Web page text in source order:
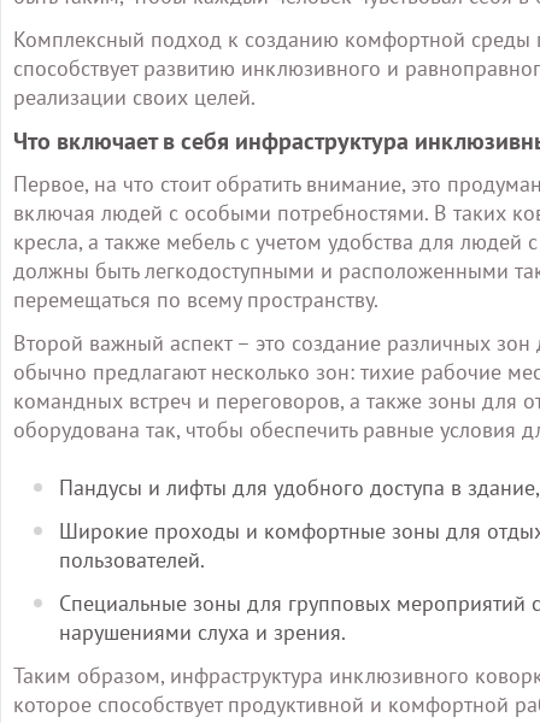
Комплексный подход к созданию комфортной среды
способствует развитию инклюзивного и
реализации своих целей.
Что включает в себя инфраструктура
Первое, на что стоит обратить внимание, это
включая людей с особыми потребностями. В таких
кресла, а также мебель с учетом удобства для
должны быть легкодоступными и расположенными
перемещаться по всему пространству.
Второй важный аспект – это создание различных
обычно предлагают несколько зон: тихие рабочие
командных встреч и переговоров, а также зоны для
оборудована так, чтобы обеспечить равные условия
Пандусы и лифты для удобного доступа в
Широкие проходы и комфортные зоны для
пользователей.
Специальные зоны для групповых
нарушениями слуха и зрения.
Таким образом, инфраструктура инклюзивного
которое способствует продуктивной и комфортной